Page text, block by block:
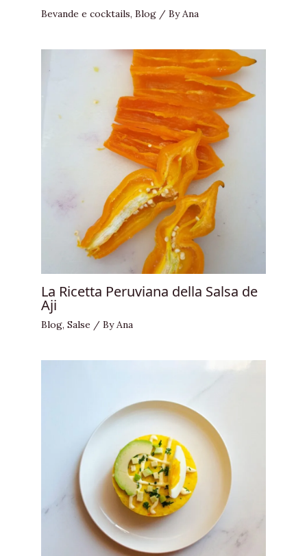
Bevande e cocktails, Blog / ByAna
La Ricetta Peruviana della Salsa de
Aji
Blog, Salse / ByAna